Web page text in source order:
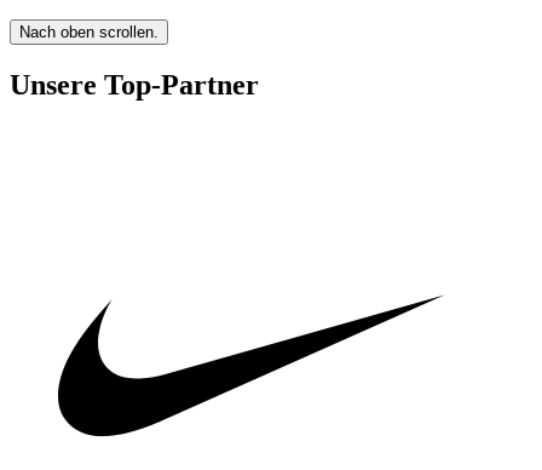
Nach oben scrollen.
Unsere Top-Partner